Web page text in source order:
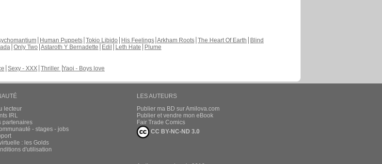
Human Puppets Tokio Libido His Feelings Arkham Roots The Heart Of Earth
Blind
Only Two Astaroth Y Bernadette Edil Leth Hate
Plume
Sexy - XXX Thriller Yaoi - Boys love
lecteur
IRL
partenaires
- stages - jobs
: les Golds
d'utilisation
LES AUTEURS
Publier ma BD sur Amilova.com
Publier et vendre mon eBook
Fair Trade Comics
CC BY-NC-ND 3.0